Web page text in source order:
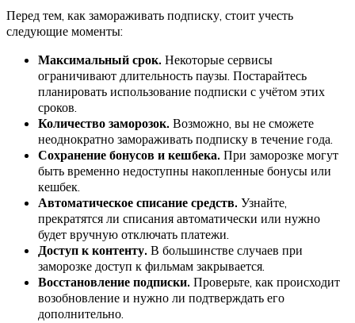
Перед тем, как замораживать подписку, стоит учесть
следующие моменты:
Максимальный срок. Некоторые сервисы
ограничивают длительность паузы. Постарайтесь
планировать использование подписки с учётом этих
сроков.
Количество заморозок. Возможно, вы не сможете
неоднократно замораживать подписку в течение года.
Сохранение бонусов и кешбека. При заморозке могут
быть временно недоступны накопленные бонусы или
кешбек.
Автоматическое списание средств. Узнайте,
прекратятся ли списания автоматически или нужно
будет вручную отключать платежи.
Доступ к контенту. В большинстве случаев при
заморозке доступ к фильмам закрывается.
Восстановление подписки. Проверьте, как происходит
возобновление и нужно ли подтверждать его
дополнительно.